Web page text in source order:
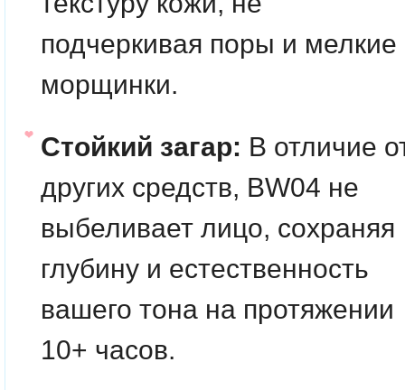
подчеркивая поры и мелкие
морщинки.
Стойкий загар: В отличие
других средств, BW04 не
выбеливает лицо, сохраняя
глубину и естественность
вашего тона на протяжении
10+ часов.